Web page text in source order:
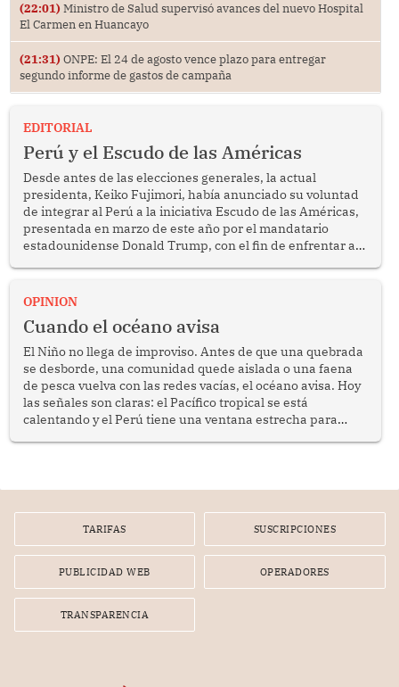
(22:01) Ministro de Salud supervisó avances del nuevo Hospital
El Carmen en Huancayo
(21:31) ONPE: El 24 de agosto vence plazo para entregar
segundo informe de gastos de campaña
EDITORIAL
Perú y el Escudo de las Américas
Desde antes de las elecciones generales, la actual
presidenta, Keiko Fujimori, había anunciado su voluntad
de integrar al Perú a la iniciativa Escudo de las Américas,
presentada en marzo de este año por el mandatario
estadounidense Donald Trump, con el fin de enfrentar al
OPINION
Cuando el océano avisa
El Niño no llega de improviso. Antes de que una quebrada
se desborde, una comunidad quede aislada o una faena
de pesca vuelva con las redes vacías, el océano avisa. Hoy
las señales son claras: el Pacífico tropical se está
calentando y el Perú tiene una ventana estrecha para
TARIFAS SUSCRIPCIONES
PUBLICIDAD WEB OPERADORES
TRANSPARENCIA